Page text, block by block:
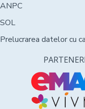
ANPC
SOL
Prelucrarea datelor cu